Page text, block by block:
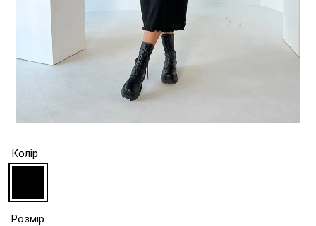
Колір
Розмір